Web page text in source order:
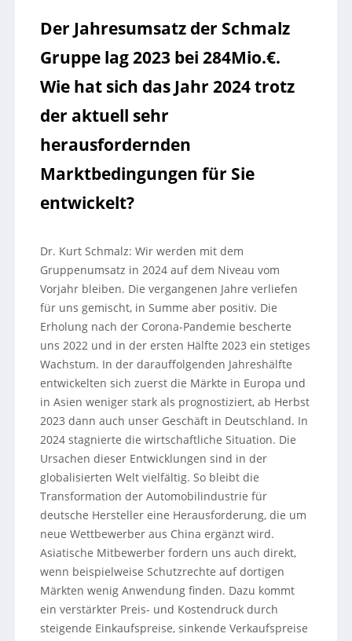
Der Jahresumsatz der Schmalz
Gruppe lag 2023 bei 284Mio.€.
Wie hat sich das Jahr 2024 trotz
der aktuell sehr
herausfordernden
Marktbedingungen für Sie
entwickelt?
Dr. Kurt Schmalz: Wir werden mit dem
Gruppenumsatz in 2024 auf dem Niveau vom
Vorjahr bleiben. Die vergangenen Jahre verliefen
für uns gemischt, in Summe aber positiv. Die
Erholung nach der Corona-Pandemie bescherte
uns 2022 und in der ersten Hälfte 2023 ein stetiges
Wachstum. In der darauffolgenden Jahreshälfte
entwickelten sich zuerst die Märkte in Europa und
in Asien weniger stark als prognostiziert, ab Herbst
2023 dann auch unser Geschäft in Deutschland. In
2024 stagnierte die wirtschaftliche Situation. Die
Ursachen dieser Entwicklungen sind in der
globalisierten Welt vielfältig. So bleibt die
Transformation der Automobilindustrie für
deutsche Hersteller eine Herausforderung, die um
neue Wettbewerber aus China ergänzt wird.
Asiatische Mitbewerber fordern uns auch direkt,
wenn beispielweise Schutzrechte auf dortigen
Märkten wenig Anwendung finden. Dazu kommt
ein verstärkter Preis- und Kostendruck durch
steigende Einkaufspreise, sinkende Verkaufspreise